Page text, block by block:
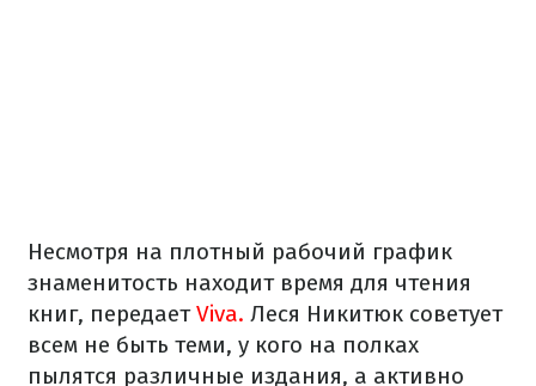
Несмотря на плотный рабочий график
знаменитость находит время для чтения
книг, передаетViva. Леся Никитюк советует
всем не быть теми, у кого на полках
пылятся различные издания, а активно